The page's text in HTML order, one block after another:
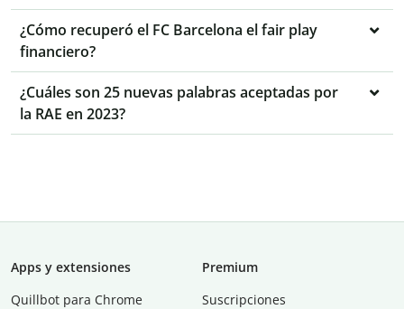
¿Cómo recuperó el FC Barcelona el fair play
financiero?
¿Cuáles son 25 nuevas palabras aceptadas por
la RAE en 2023?
Apps y extensiones
Quillbot para Chrome
Premium
Suscripciones